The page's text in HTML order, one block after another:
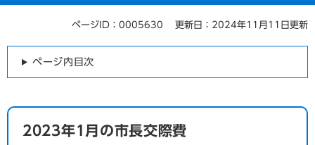
ページID：0005630 更新日：2024年11月11日更新
ページ内目次
2023年1月の市長交際費